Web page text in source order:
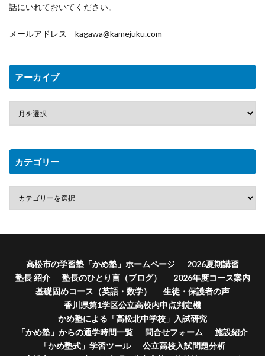
話にいれておいてください。
メールアドレス kagawa@kamejuku.com
アーカイブ
カテゴリー
高松市の学習塾「かめ塾」ホームページ
2026夏期講習
塾長 紹介
塾長のひとり言（ブログ）
2026年度コース案内
基礎固めコース（英語・数学）
生徒・保護者の声
香川県第1学区公立高校内申点判定機
かめ塾による「高松北中学校」入試研究
「かめ塾」からの通学時間一覧
問合せフォーム
施設紹介
「かめ塾式」学習ツール
公立高校入試問題分析